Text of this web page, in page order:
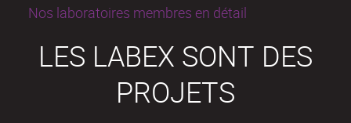
Nos laboratoires membres en détail
LES LABEX SONT DES
PROJETS